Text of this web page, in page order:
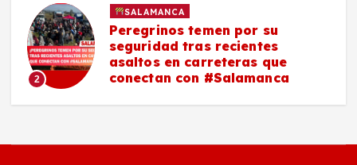
2
SALAMANCA
Peregrinos temen por su
seguridad tras recientes
asaltos en carreteras que
conectan con #Salamanca